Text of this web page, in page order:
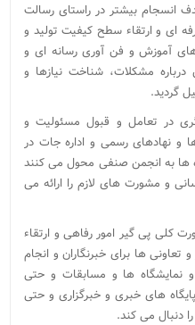
انسجام بیشتر در راستای رسالت
ای و ارتقاء سطح کیفیت تولید و
های آموزش و فن آوری رسانه ای و
مشکلات، شناخت نیازها و
گردید.
در تعامل و قبول مسئولیت و
و نهادهای رسمی و اداره جات در
ها به انجمن صنفی محول می کنند
و مشورت های لازم را ارائه می
کلی پی گیر امور رفاهی و ارتقاء
ها برای خبرنگاران و انجام
و نمایشگاه ها و مسابقات و حتی
های خبری و خبرگزاری و حتی
دنبال می کند.